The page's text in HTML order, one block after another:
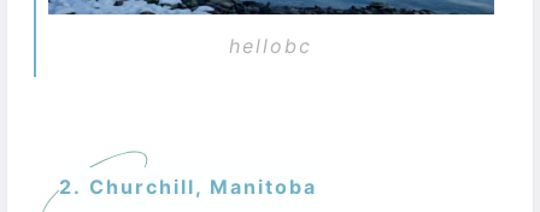
hellobc
2. Churchill, Manitoba